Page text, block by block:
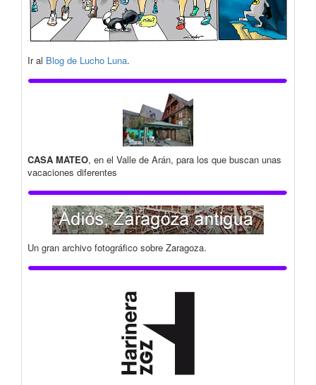
Ir al Blog de Lucho Luna.
CASA MATEO, en el Valle de Arán, para los que buscan unas
vacaciones diferentes
Un gran archivo fotográfico sobre Zaragoza.